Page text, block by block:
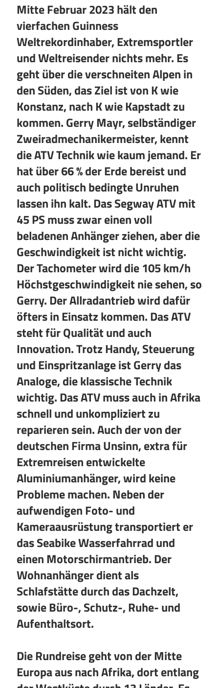
Mitte Februar 2023 hält den
vierfachen Guinness
Weltrekordinhaber, Extremsportler
und Weltreisender nichts mehr. Es
geht über die verschneiten Alpen in
den Süden, das Ziel ist von K wie
Konstanz, nach K wie Kapstadt zu
kommen. Gerry Mayr, selbständiger
Zweiradmechanikermeister, kennt
die ATV Technik wie kaum jemand. Er
hat über 66 % der Erde bereist und
auch politisch bedingte Unruhen
lassen ihn kalt. Das Segway ATV mit
45 PS muss zwar einen voll
beladenen Anhänger ziehen, aber die
Geschwindigkeit ist nicht wichtig.
Der Tachometer wird die 105 km/h
Höchstgeschwindigkeit nie sehen, so
Gerry. Der Allradantrieb wird dafür
öfters in Einsatz kommen. Das ATV
steht für Qualität und auch
Innovation. Trotz Handy, Steuerung
und Einspritzanlage ist Gerry das
Analoge, die klassische Technik
wichtig. Das ATV muss auch in Afrika
schnell und unkompliziert zu
reparieren sein. Auch der von der
deutschen Firma Unsinn, extra für
Extremreisen entwickelte
Aluminiumanhänger, wird keine
Probleme machen. Neben der
aufwendigen Foto- und
Kameraausrüstung transportiert er
das Seabike Wasserfahrrad und
einen Motorschirmantrieb. Der
Wohnanhänger dient als
Schlafstätte durch das Dachzelt,
sowie Büro-, Schutz-, Ruhe- und
Aufenthaltsort.
Die Rundreise geht von der Mitte
Europa aus nach Afrika, dort entlang